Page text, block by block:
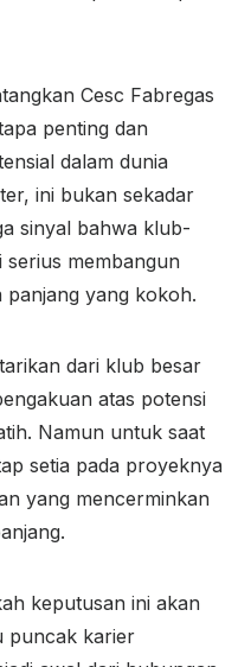
Cesc Fabregas
penting dan
dalam dunia
ini bukan sekadar
sinyal bahwa klub-
serius membangun
panjang yang kokoh.
dari klub besar
atas potensi
Namun untuk saat
setia pada proyeknya
yang mencerminkan
keputusan ini akan
puncak karier